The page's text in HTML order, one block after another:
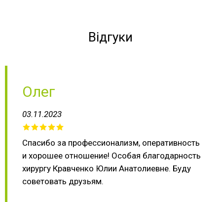
Відгуки
Олег
03.11.2023
Спасибо за профессионализм, оперативность
и хорошее отношение! Особая благодарность
хирургу Кравченко Юлии Анатолиевне. Буду
советовать друзьям.